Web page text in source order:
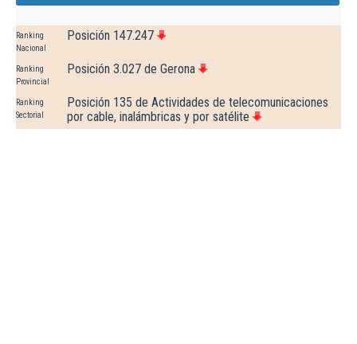
Ranking
Nacional
Posición 147.247
Ranking
Provincial
Posición 3.027 de Gerona
Ranking
Sectorial
Posición 135 de Actividades de telecomunicaciones
por cable, inalámbricas y por satélite